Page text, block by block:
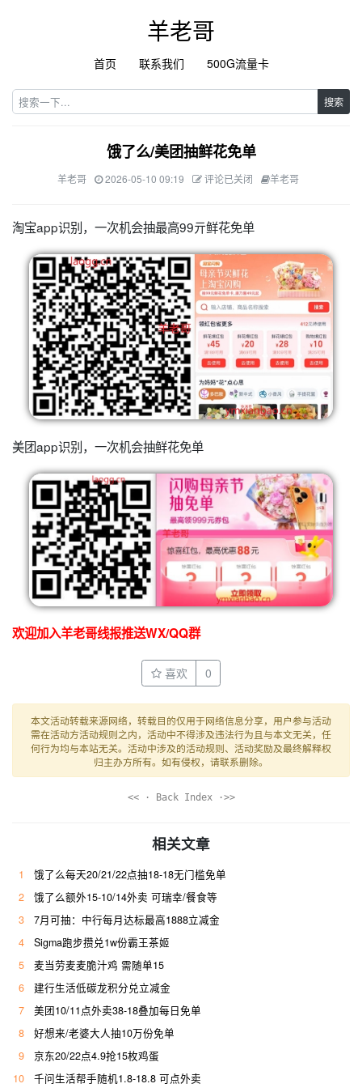
羊老哥
首页 联系我们 500G流量卡
搜索
饿了么/美团抽鲜花免单
羊老哥 2026-05-10 09:19 评论已关闭 羊老哥
淘宝app识别，一次机会抽最高99亓鲜花免单
美团app识别，一次机会抽鲜花免单
欢迎加入羊老哥线报推送WX/QQ群
喜欢 0
本文活动转载来源网络，转载目的仅用于网络信息分享，用户参与活动
需在活动方活动规则之内，活动中不得涉及违法行为且与本文无关，任
何行为均与本站无关。活动中涉及的活动规则、活动奖励及最终解释权
归主办方所有。如有侵权，请联系删除。
<< · Back Index ·>>
相关文章
1
饿了么每天20/21/22点抽18-18无门槛免单
2
饿了么额外15-10/14外卖 可瑞幸/餐食等
3
7月可抽：中行每月达标最高1888立减金
4
Sigma跑步攒兑1w份霸王茶姬
5
麦当劳麦麦脆汁鸡 需随单15
6
建行生活低碳龙积分兑立减金
7
美团10/11点外卖38-18叠加每日免单
8
好想来/老婆大人抽10万份免单
9
京东20/22点4.9抢15枚鸡蛋
10
千问生活帮手随机1.8-18.8 可点外卖